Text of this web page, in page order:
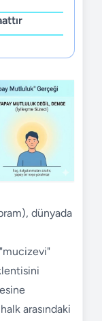
dünyada
arasındaki